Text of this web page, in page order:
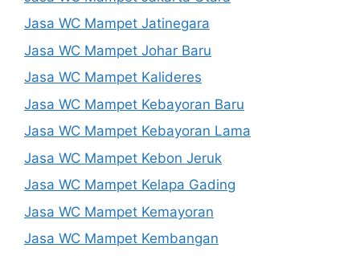
Jasa WC Mampet Jatinegara
Jasa WC Mampet Johar Baru
Jasa WC Mampet Kalideres
Jasa WC Mampet Kebayoran Baru
Jasa WC Mampet Kebayoran Lama
Jasa WC Mampet Kebon Jeruk
Jasa WC Mampet Kelapa Gading
Jasa WC Mampet Kemayoran
Jasa WC Mampet Kembangan